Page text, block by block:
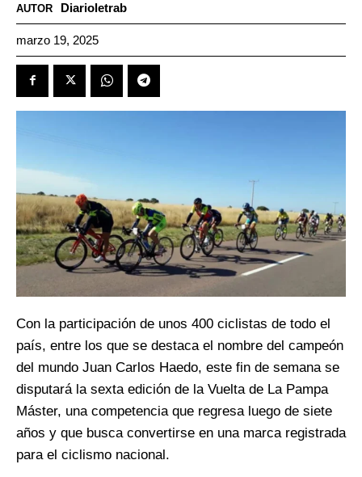
AUTOR Diarioletrab
marzo 19, 2025
Con la participación de unos 400 ciclistas de todo el
país, entre los que se destaca el nombre del campeón
del mundo Juan Carlos Haedo, este fin de semana se
disputará la sexta edición de la Vuelta de La Pampa
Máster, una competencia que regresa luego de siete
años y que busca convertirse en una marca registrada
para el ciclismo nacional.